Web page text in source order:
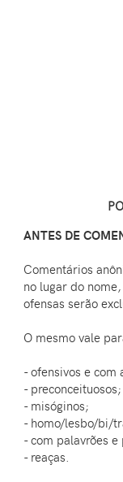
ANTES DE
Comentários
no lugar do
ofensas serão
O mesmo vale
- ofensivos e com
- preconceituosos;
- misóginos;
- homo/lesbo/bi/
- com palavrões
- reaças.